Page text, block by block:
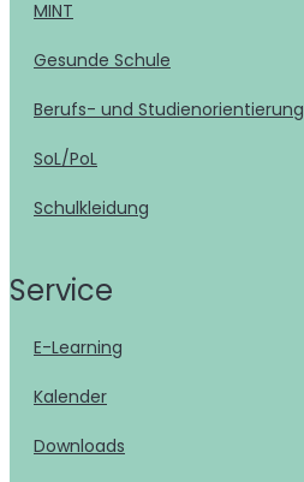
MINT
Gesunde Schule
Berufs- und Studienorientierung
SoL/PoL
Schulkleidung
Service
E-Learning
Kalender
Downloads